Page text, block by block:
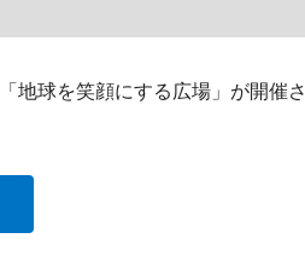
地球を笑顔にする広場」が開催さ